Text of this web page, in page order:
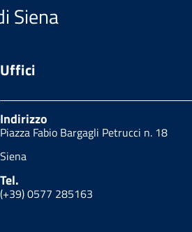
Siena
Uffici
Indirizzo
Piazza Fabio Bargagli Petrucci n. 18
Siena
Tel.
(+39) 0577 285163